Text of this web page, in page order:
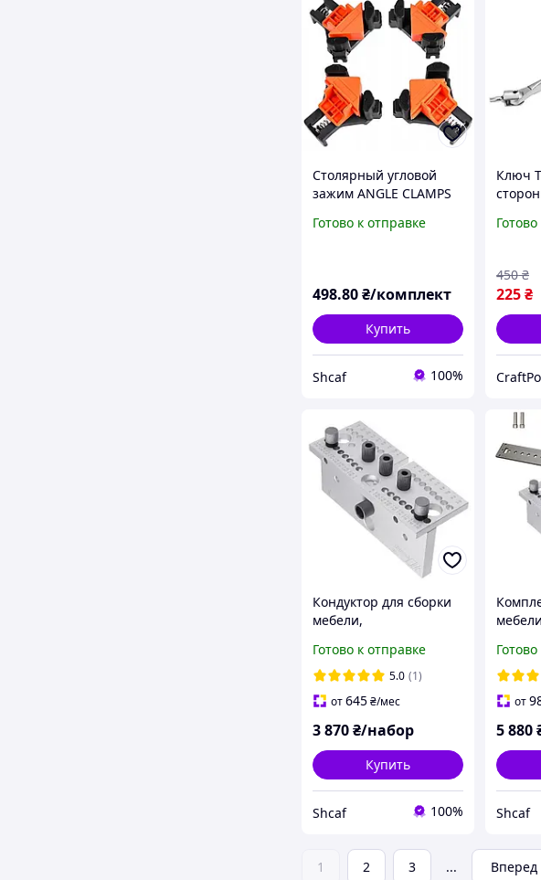
Столярный угловой
зажим ANGLE CLAMPS
комплект из 4 шт.,
Готово к отправке
498.80₴/комплект
Купить
Shcaf 100%
Ключ
Cr-V
225₴
450 ₴
Кондуктор для сборки
мебели,
шаблон под шканты
для мебели, минификс,
rastex 3-в-1
Готово к отправке
5.0 (1)
от645₴/мес
3 870₴/набор
Купить
Shcaf 100%
от
5 880
Shcaf
1 2 3 ... Вперед